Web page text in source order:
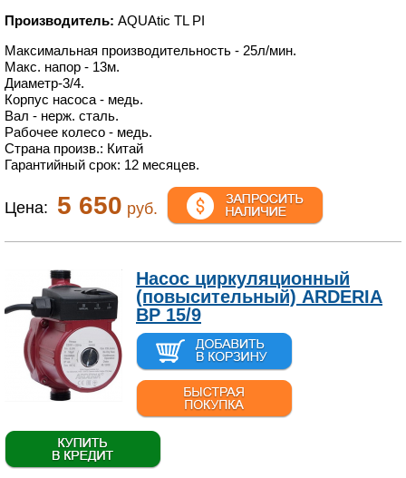
Производитель: AQUAtic TL PI
Максимальная производительность - 25л/мин.
Макс. напор - 13м.
Диаметр-3/4.
Корпус насоса - медь.
Вал - нерж. сталь.
Рабочее колесо - медь.
Страна произв.: Китай
Гарантийный срок: 12 месяцев.
Цена: 5 650 руб.
Насос циркуляционный
(повысительный) ARDERIA
BP 15/9